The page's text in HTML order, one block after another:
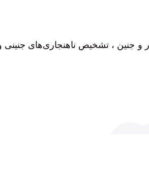
و جنین ، تشخیص ناهنجاری‌های